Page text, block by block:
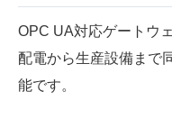
OPC UA対応ゲートウ
配電から生産設備まで
能です。